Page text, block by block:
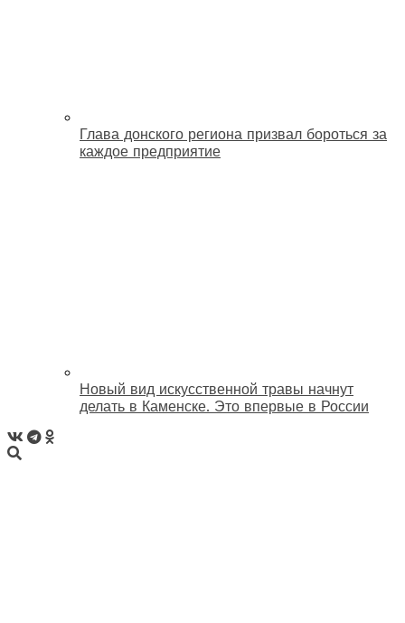
Глава донского региона призвал бороться за
каждое предприятие
Новый вид искусственной травы начнут
делать в Каменске. Это впервые в России